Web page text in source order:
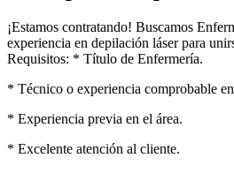
¡Estamos contratando! Buscamos
experiencia en depilación láser para
Requisitos: * Título de Enfermería.
* Técnico o experiencia comprobable
* Experiencia previa en el área.
* Excelente atención al cliente.